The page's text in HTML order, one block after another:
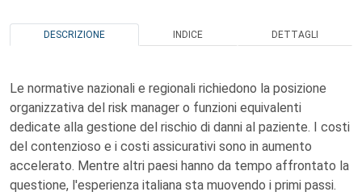
DESCRIZIONE INDICE DETTAGLI
Le normative nazionali e regionali richiedono la posizione
organizzativa del risk manager o funzioni equivalenti
dedicate alla gestione del rischio di danni al paziente. I costi
del contenzioso e i costi assicurativi sono in aumento
accelerato. Mentre altri paesi hanno da tempo affrontato la
questione, l'esperienza italiana sta muovendo i primi passi.